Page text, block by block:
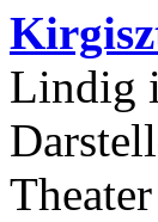
Lindig